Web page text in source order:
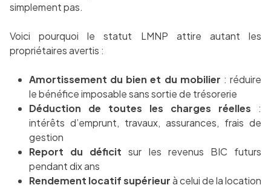
simplement pas.
Voici pourquoi le statut LMNP attire autant les
propriétaires avertis :
Amortissement du bien et du mobilier : réduire
le bénéfice imposable sans sortie de trésorerie
Déduction de toutes les charges réelles :
intérêts d’emprunt, travaux, assurances, frais de
gestion
Report du déficit sur les revenus BIC futurs
pendant dix ans
Rendement locatif supérieurà celui de la location